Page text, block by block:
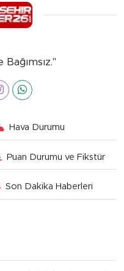
Hava Durumu
Puan Durumu ve Fikstür
Son Dakika Haberleri